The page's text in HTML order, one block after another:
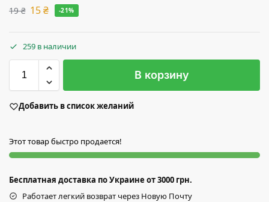
19₴ 15₴ -21%
259 в наличии
В корзину
Добавить в список желаний
Этот товар быстро продается!
Бесплатная доставка по Украине от 3000 грн.
Работает легкий возврат через Новую Почту